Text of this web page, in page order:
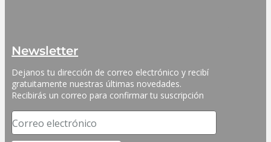
Newsletter
Dejanos tu dirección de correo electrónico y recibí
gratuitamente nuestras últimas novedades.
Recibirás un correo para confirmar tu suscripción
Correo electrónico